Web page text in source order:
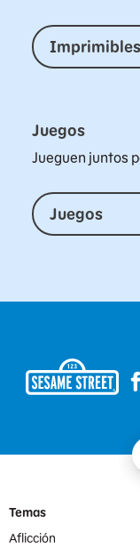
Imprimibles
Juegos
Jueguen juntos
Juegos
Footer Menu
Temas
Aflicción